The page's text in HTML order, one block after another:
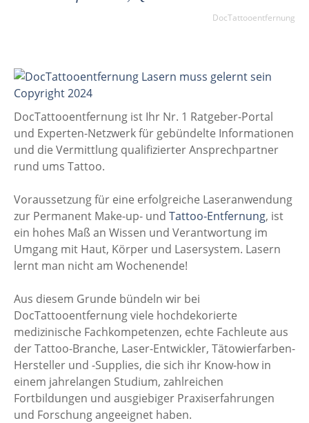
DocTattooentfernung
DocTattooentfernung ist Ihr Nr. 1 Ratgeber-Portal
und Experten-Netzwerk für gebündelte Informationen
und die Vermittlung qualifizierter Ansprechpartner
rund ums Tattoo.
Voraussetzung für eine erfolgreiche Laseranwendung
zur Permanent Make-up- und Tattoo-Entfernung, ist
ein hohes Maß an Wissen und Verantwortung im
Umgang mit Haut, Körper und Lasersystem. Lasern
lernt man nicht am Wochenende!
Aus diesem Grunde bündeln wir bei
DocTattooentfernung viele hochdekorierte
medizinische Fachkompetenzen, echte Fachleute aus
der Tattoo-Branche, Laser-Entwickler, Tätowierfarben-
Hersteller und -Supplies, die sich ihr Know-how in
einem jahrelangen Studium, zahlreichen
Fortbildungen und ausgiebiger Praxiserfahrungen
und Forschung angeeignet haben.